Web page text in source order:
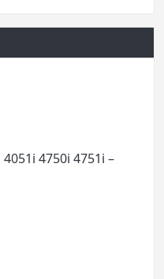
4750i 4751i –